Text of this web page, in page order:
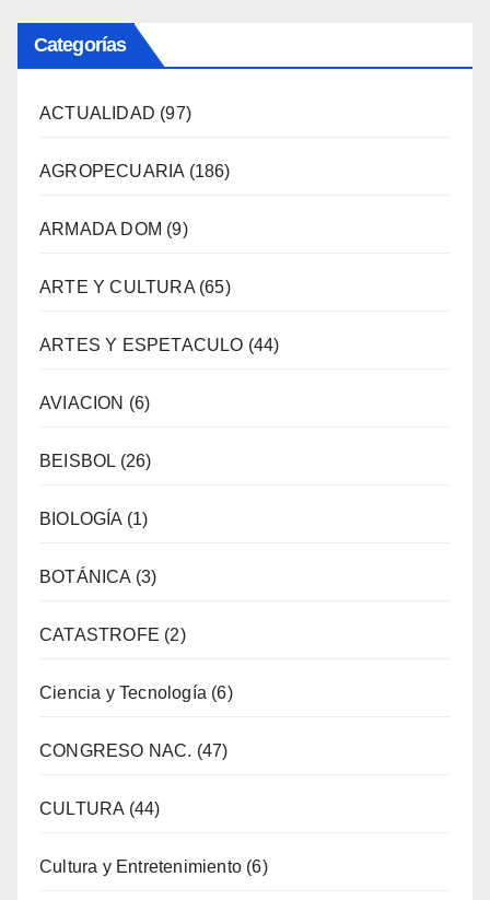
Categorías
ACTUALIDAD (97)
AGROPECUARIA (186)
ARMADA DOM (9)
ARTE Y CULTURA(65)
ARTES Y ESPETACULO (44)
AVIACION (6)
BEISBOL (26)
BIOLOGÍA (1)
BOTÁNICA (3)
CATASTROFE (2)
Ciencia y Tecnología (6)
CONGRESO NAC. (47)
CULTURA (44)
Cultura y Entretenimiento (6)